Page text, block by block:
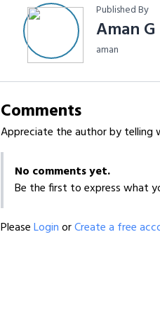
Published By
Aman
aman
Comments
Appreciate the author by
No comments yet.
Be the first to express what
PleaseLoginorCreate a free